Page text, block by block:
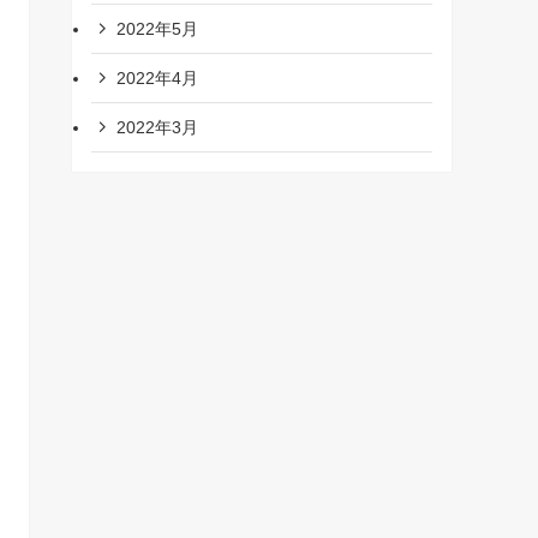
2022年5月
2022年4月
2022年3月